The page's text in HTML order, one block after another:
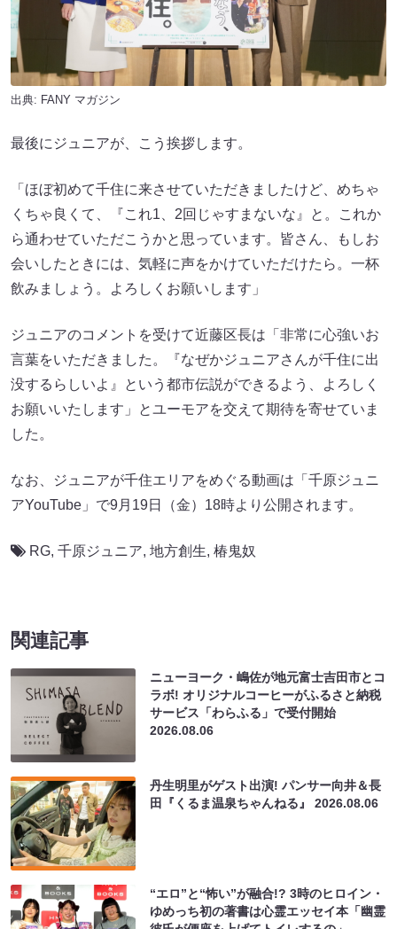
出典: FANY マガジン
最後にジュニアが、こう挨拶します。
「ほぼ初めて千住に来させていただきましたけど、めちゃ
くちゃ良くて、『これ1、2回じゃすまないな』と。これか
ら通わせていただこうかと思っています。皆さん、もしお
会いしたときには、気軽に声をかけていただけたら。一杯
飲みましょう。よろしくお願いします」
ジュニアのコメントを受けて近藤区長は「非常に心強いお
言葉をいただきました。『なぜかジュニアさんが千住に出
没するらしいよ』という都市伝説ができるよう、よろしく
お願いいたします」とユーモアを交えて期待を寄せていま
した。
なお、ジュニアが千住エリアをめぐる動画は「千原ジュニ
アYouTube」で9月19日（金）18時より公開されます。
RG, 千原ジュニア, 地方創生, 椿鬼奴
関連記事
ニューヨーク・嶋佐が地元富士吉田市とコ
ラボ! オリジナルコーヒーがふるさと納税
サービス「わらふる」で受付開始
2026.08.06
丹生明里がゲスト出演! パンサー向井＆長
田『くるま温泉ちゃんねる』2026.08.06
“エロ”と“怖い”が融合!? 3時のヒロイン・
ゆめっち初の著書は心霊エッセイ本「幽霊